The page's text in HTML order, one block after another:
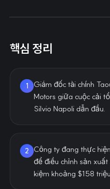
핵심 정리
1
Giám đốc tài chính
Motors giữa cuộc cải
Silvio Napoli dẫn đầu.
2
Công ty đang thực
để điều chỉnh sản
kiệm khoảng $158